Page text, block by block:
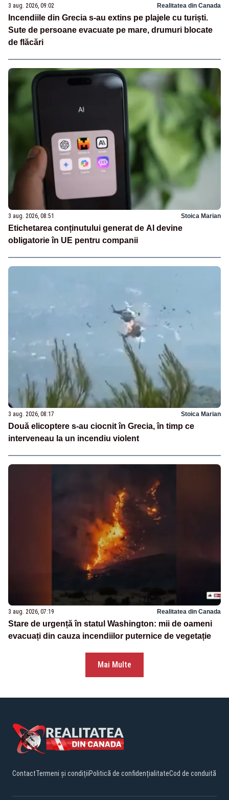
3 aug. 2026, 09:02 Realitatea din Canada
Incendiile din Grecia s-au extins pe plajele cu turiști.
Sute de persoane evacuate pe mare, drumuri blocate
de flăcări
3 aug. 2026, 08:51 Stoica Marian
Etichetarea conținutului generat de AI devine
obligatorie în UE pentru companii
3 aug. 2026, 08:17 Stoica Marian
Două elicoptere s-au ciocnit în Grecia, în timp ce
interveneau la un incendiu violent
3 aug. 2026, 07:19 Realitatea din Canada
Stare de urgență în statul Washington: mii de oameni
evacuați din cauza incendiilor puternice de vegetație
Mai Multe
ContactTermeni și condițiiPolitică de confidențialitateCod de conduită